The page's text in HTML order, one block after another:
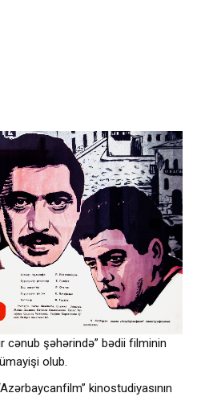
cənub şəhərində” bədii filminin
olub.
kinostudiyasının